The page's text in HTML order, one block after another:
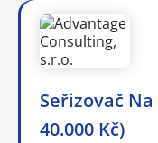
Seřizovač Na
40.000 Kč)